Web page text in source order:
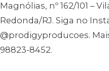
Magnólias, nº 162/101 –
Redonda/RJ. Siga no
@prodigyproducoes.
98823-8452.